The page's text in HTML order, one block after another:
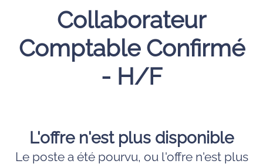
Collaborateur
Comptable Confirmé
- H/F
L'offre n'est plus disponible
Le poste a été pourvu, ou l'offre n'est plus